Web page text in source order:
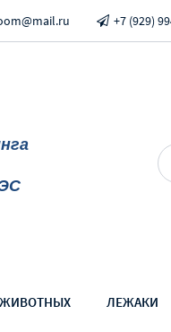
+7 (929)
ЛЕЖАКИ